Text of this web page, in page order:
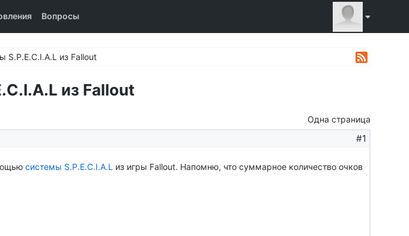
Вопросы
из Fallout
из Fallout
Одна страница
#1
системы S.P.E.C.I.A.L из игры Fallout. Напомню, что суммарное количество очков